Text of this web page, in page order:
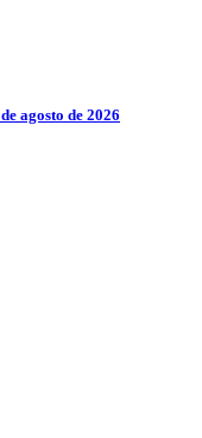
agosto de 2026